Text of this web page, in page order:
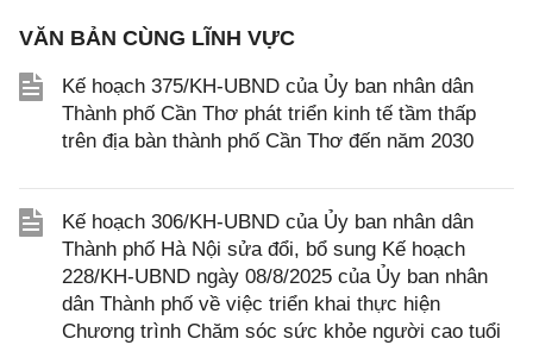
VĂN BẢN CÙNG LĨNH VỰC
Kế hoạch 375/KH-UBND của Ủy ban nhân dân
Thành phố Cần Thơ phát triển kinh tế tầm thấp
trên địa bàn thành phố Cần Thơ đến năm 2030
Kế hoạch 306/KH-UBND của Ủy ban nhân dân
Thành phố Hà Nội sửa đổi, bổ sung Kế hoạch
228/KH-UBND ngày 08/8/2025 của Ủy ban nhân
dân Thành phố về việc triển khai thực hiện
Chương trình Chăm sóc sức khỏe người cao tuổi